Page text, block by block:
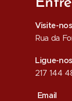
Visite-nos
Rua da
Ligue-nos
217 144
Email